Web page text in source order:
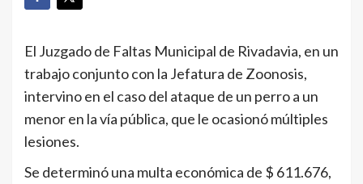
El Juzgado de Faltas Municipal de Rivadavia, en un
trabajo conjunto con la Jefatura de Zoonosis,
intervino en el caso del ataque de un perro a un
menor en la vía pública, que le ocasionó múltiples
lesiones.
Se determinó una multa económica de $ 611.676,